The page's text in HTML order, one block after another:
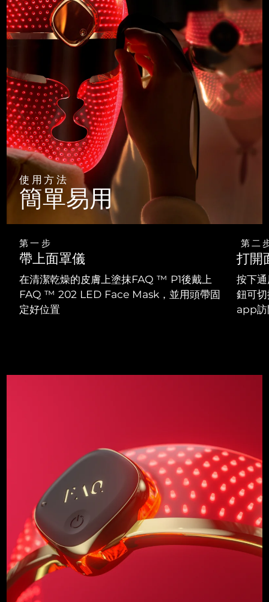
使用方法
簡單易用
第一步
帶上面罩儀
在清潔乾燥的皮膚上塗抹FAQ ™ P1後戴上
FAQ ™ 202 LED Face Mask，並用頭帶固
定好位置
第二
打開
按下
鈕可
app